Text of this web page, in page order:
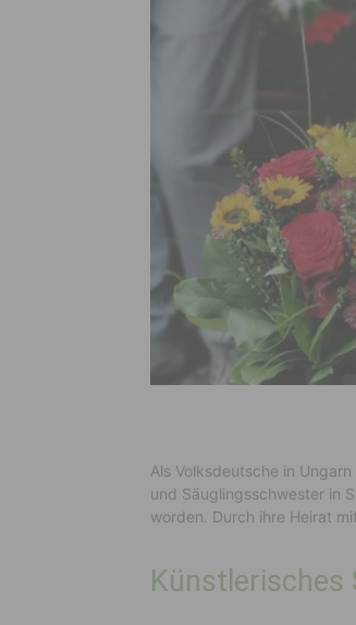
Als Volksdeutsche in
und Säuglingsschwester in
worden. Durch ihre Heirat mit
Künstlerisches